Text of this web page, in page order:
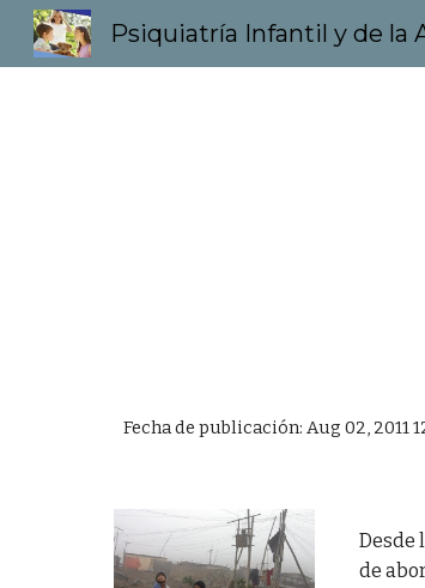
Fecha de publicación: Aug 02, 2011
Desde
de